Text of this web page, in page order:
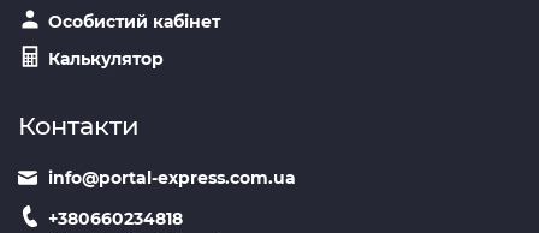
Особистий кабінет
Калькулятор
Контакти
info@portal-express.com.ua
+380660234818